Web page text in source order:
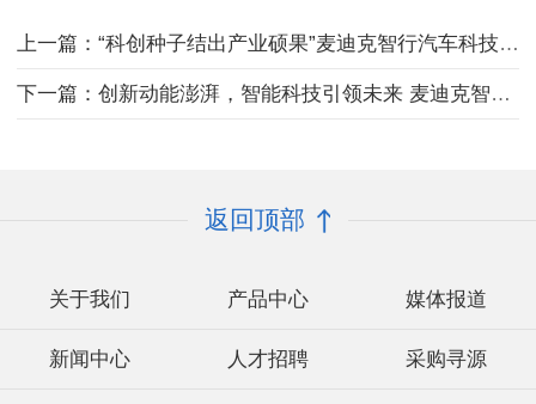
上一篇：“科创种子结出产业硕果”麦迪克智行汽车科技再次荣登6月5日《人民日报》的报道
下一篇：创新动能澎湃，智能科技引领未来 麦迪克智行荣获“创在上海”国际创新创业大赛优胜奖晋级决赛
返回顶部
关于我们 产品中心 媒体报道
新闻中心 人才招聘 采购寻源